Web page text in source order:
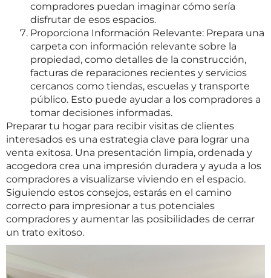
compradores puedan imaginar cómo sería
disfrutar de esos espacios.
Proporciona Información Relevante: Prepara una
carpeta con información relevante sobre la
propiedad, como detalles de la construcción,
facturas de reparaciones recientes y servicios
cercanos como tiendas, escuelas y transporte
público. Esto puede ayudar a los compradores a
tomar decisiones informadas.
Preparar tu hogar para recibir visitas de clientes
interesados es una estrategia clave para lograr una
venta exitosa. Una presentación limpia, ordenada y
acogedora crea una impresión duradera y ayuda a los
compradores a visualizarse viviendo en el espacio.
Siguiendo estos consejos, estarás en el camino
correcto para impresionar a tus potenciales
compradores y aumentar las posibilidades de cerrar
un trato exitoso.